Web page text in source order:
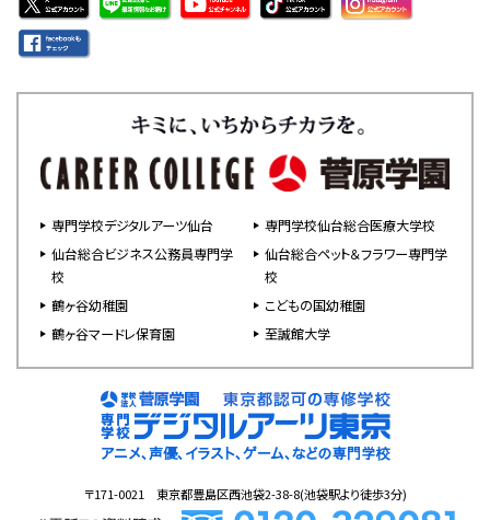
専門学校デジタルアーツ仙台
専門学校仙台総合医療大学校
仙台総合ビジネス公務員専門学
校
仙台総合ペット＆フラワー専門学
校
鶴ヶ谷幼稚園
こどもの国幼稚園
鶴ヶ谷マードレ保育園
至誠館大学
〒171-0021 東京都豊島区西池袋2-38-8(池袋駅より徒歩3分)